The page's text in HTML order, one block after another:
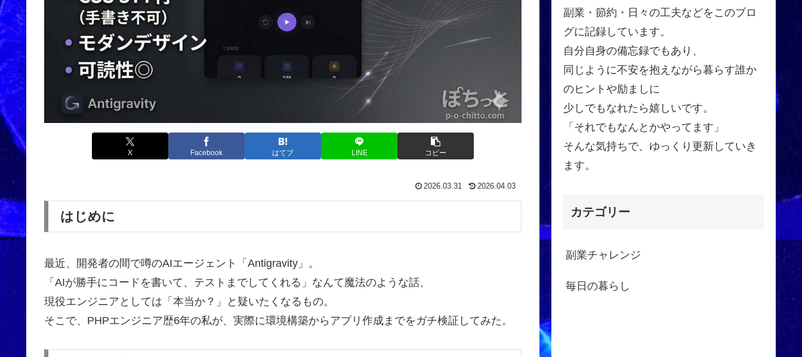
X Facebook はてブ LINE コピー
2026.03.31 2026.04.03
はじめに
最近、開発者の間で噂のAIエージェント「Antigravity」。
「AIが勝手にコードを書いて、テストまでしてくれる」なんて魔法のような話、
現役エンジニアとしては「本当か？」と疑いたくなるもの。
そこで、PHPエンジニア歴6年の私が、実際に環境構築からアプリ作成までをガチ検証してみた。
副業・節約・日々の工夫などをこのブロ
グに記録しています。
自分自身の備忘録でもあり、
同じように不安を抱えながら暮らす誰か
のヒントや励ましに
少しでもなれたら嬉しいです。
「それでもなんとかやってます」
そんな気持ちで、ゆっくり更新していき
ます。
カテゴリー
副業チャレンジ
毎日の暮らし